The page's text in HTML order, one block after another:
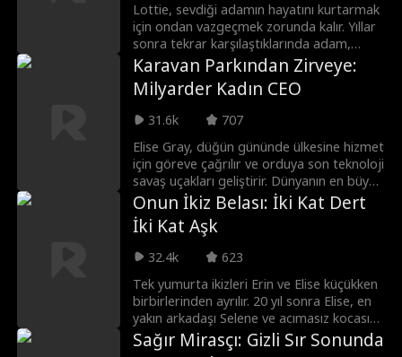
Lottie, sevdiği adamın hayatını kurtarmak
için ondan vazgeçmek zorunda kalır. Yıllar
sonra tekrar karşılaştıklarında adam,
milyarlara hükmeden nüfuzlu bir avukat
olmuştur. Üstelik kendisini bıçakladığı için
Lottie'ye karşı acımasız bir intikam hırsıyla
doludur.
Karavan Parkından Zirveye:
Milyarder Kadın CEO
31.6k
707
Elise Gray, düğün gününde ülkesine hizmet
için göreve çağrılır ve orduya son teknoloji
savaş uçakları geliştirir. Dünyanın en büyük
havacılık ve savunma şirketi Lockheed
Gray'i kurarak dünyanın en zengin insanı
olur. Dört yıl sonra, kocası Cato'ya hiç
yaşayamadıkları o düğünü yaşatmak
üzere eve döner. Ona hayallerindeki
sürprizi yapabilmek için kimliğini gizler.
Ancak kasabasına döndüğünde onu
zorluklar beklemektedir; Beatrice,
evliliklerini yıkmak için Cato'nun peşine
düşmüştür. Başta Cato'nun annesi Stacy
Onun İkiz Belası: İki Kat Dert
İki Kat Aşk
32.4k
623
Tek yumurta ikizleri Erin ve Elise küçükken
birbirlerinden ayrılır. 20 yıl sonra Elise, en
yakın arkadaşı Selene ve acımasız kocası
Damien tarafından ihanete uğrar. İşkence
görüp uçurumdan atılan Elise, iz
Sağır Mirasçı: Gizli Sır Sonunda